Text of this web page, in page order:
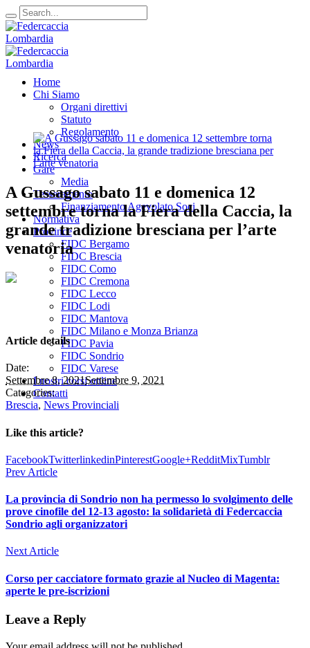
Home
Chi Siamo
Organi direttivi
Statuto
Regolamento
News
Ricerca
Gare
Media
Tesseramento
Finanziamento Agevolato Soci
Normativa
Province
FIDC Bergamo
FIDC Brescia
FIDC Como
FIDC Cremona
FIDC Lecco
FIDC Lodi
FIDC Mantova
FIDC Milano e Monza Brianza
FIDC Pavia
FIDC Sondrio
FIDC Varese
I nostri corsi online
Contatti
A Gussago sabato 11 e domenica 12
settembre torna la Fiera della Caccia, la
grande tradizione bresciana per l’arte
venatoria
Article details
Date:
Settembre 8, 2021Settembre 9, 2021
Categories:
Brescia, News Provinciali
Like this article?
FacebookTwitterlinkedinPinterestGoogle+RedditMixTumblr
Prev Article
La provincia di Sondrio non ha permesso lo svolgimento delle
prove cinofile del 12-13 agosto: la solidarietà di Federcaccia
Sondrio agli organizzatori
Next Article
Corso per cacciatore formato grazie al Nucleo di Magenta:
aperte le pre-iscrizioni
Leave a Reply